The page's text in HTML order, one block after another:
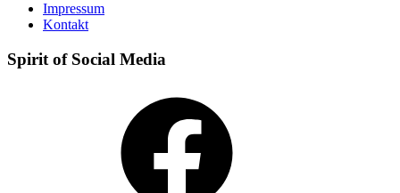
Impressum
Kontakt
Spirit of Social Media